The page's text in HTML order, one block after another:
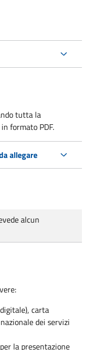
tutta la
formato PDF.
allegare
alcun
carta
dei servizi
la presentazione